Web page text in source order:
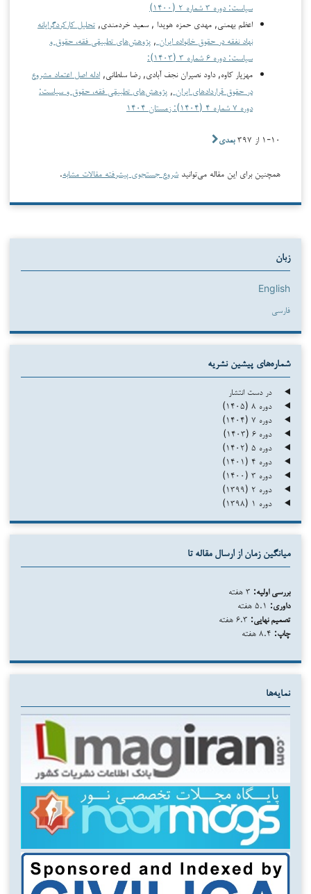
سیاست: دوره ۳ شماره ۲ (۱۴۰۰)
اعظم بهمنی, مهدی حمزه هویدا , سعید خردمندی, تحلیل کارکردگرایانه
نهاد نفقه در حقوق خانواده ایران , پژوهش‌های تطبیقی فقه، حقوق و
سیاست: دوره ۶ شماره ۳ (۱۴۰۳):
مهزیار کاوه, داود نصیران نجف آبادی, رضا سلطانی, ادله اصل اعتماد مشروع
در حقوق قراردادهای ایران , پژوهش‌های تطبیقی فقه، حقوق و سیاست:
دوره ۷ شماره ۴ (۱۴۰۴): زمستان ۱۴۰۴
۱-۱۰ از ۳۹۷ بعدی
همچنین برای این مقاله می‌توانید شروع جستجوی پیشرفته مقالات مشابه.
زبان
English
فارسی
شماره‌های پیشین نشریه
در دست انتشار
دوره ۸ (۱۴۰۵)
دوره ۷ (۱۴۰۴)
دوره ۶ (۱۴۰۳)
دوره ۵ (۱۴۰۲)
دوره ۴ (۱۴۰۱)
دوره ۳ (۱۴۰۰)
دوره ۲ (۱۳۹۹)
دوره ۱ (۱۳۹۸)
میانگین زمان از ارسال مقاله تا
بررسی اولیه:
داوری:
تصمیم نهایی:
چاپ:
نمایه‌ها